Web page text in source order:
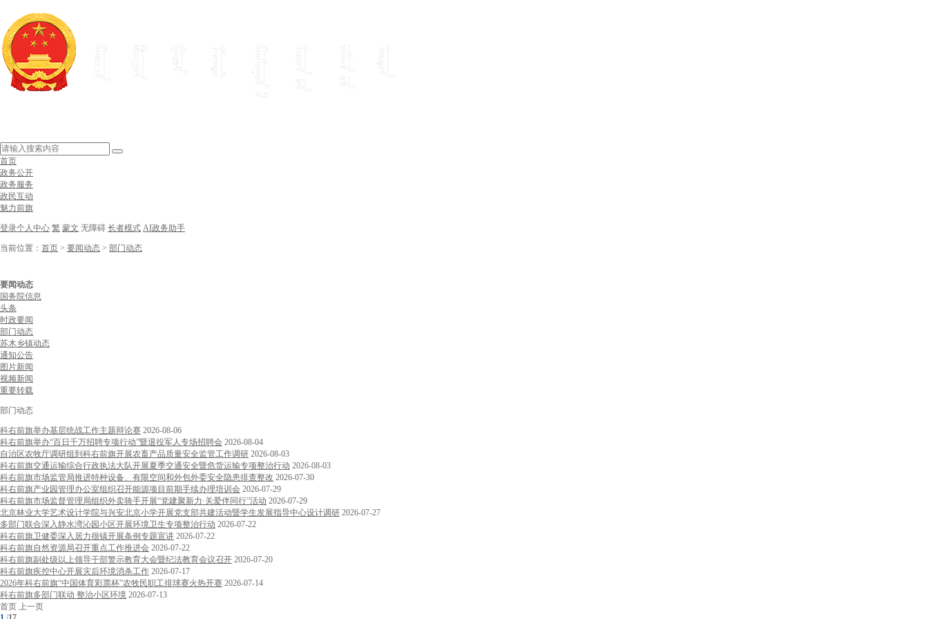
首页
政务公开
政务服务
政民互动
魅力前旗
登录个人中心 繁 蒙文 无障碍 长者模式 AI政务助手
当前位置： 首页 > 要闻动态 > 部门动态
要闻动态
国务院信息
头条
时政要闻
部门动态
苏木乡镇动态
通知公告
图片新闻
视频新闻
重要转载
部门动态
科右前旗举办基层统战工作主题辩论赛 2026-08-06
科右前旗举办“百日千万招聘专项行动”暨退役军人专场招聘会 2026-08-04
自治区农牧厅调研组到科右前旗开展农畜产品质量安全监管工作调研 2026-08-03
科右前旗交通运输综合行政执法大队开展夏季交通安全暨危货运输专项整治行动 2026-08-03
科右前旗市场监管局推进特种设备、有限空间和外包外委安全隐患排查整改 2026-07-30
科右前旗产业园管理办公室组织召开能源项目前期手续办理培训会 2026-07-29
科右前旗市场监督管理局组织外卖骑手开展“党建聚新力·关爱伴同行”活动 2026-07-29
北京林业大学艺术设计学院与兴安北京小学开展党支部共建活动暨学生发展指导中心设计调研 2026-07-27
多部门联合深入静水湾沁园小区开展环境卫生专项整治行动 2026-07-22
科右前旗卫健委深入居力很镇开展条例专题宣讲 2026-07-22
科右前旗自然资源局召开重点工作推进会 2026-07-22
科右前旗副处级以上领导干部警示教育大会暨纪法教育会议召开 2026-07-20
科右前旗疾控中心开展灾后环境消杀工作 2026-07-17
2026年科右前旗“中国体育彩票杯”农牧民职工排球赛火热开赛 2026-07-14
科右前旗多部门联动 整治小区环境 2026-07-13
首页 上一页